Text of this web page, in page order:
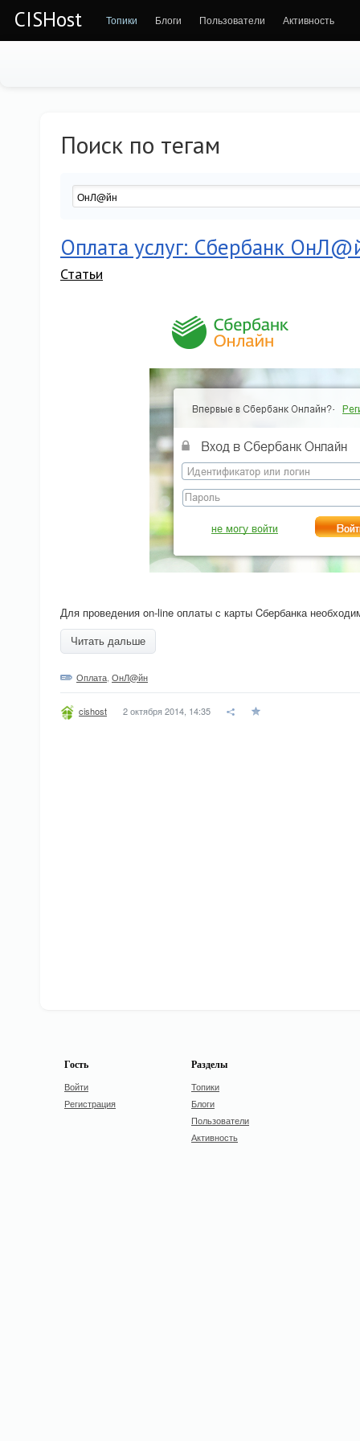
CISHost Топики Блоги Пользователи Активность
Поиск по тегам
Оплата услуг: Сбербанк
Статьи
Для проведения on-line оплаты с карты Cбербанка
Читать дальше
Оплата ОнЛ@йн
cishost 2 октября 2014, 14:35
Гость
Войти
Регистрация
Разделы
Топики
Блоги
Пользователи
Активность